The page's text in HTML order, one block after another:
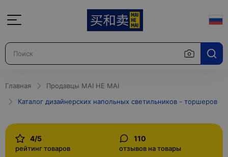
Главная
Продавцы MAI HE MAI
Каталог дизайнерских напольных светильников - торшеров
4/5
рейтинг товаров
110
отзывов на товары